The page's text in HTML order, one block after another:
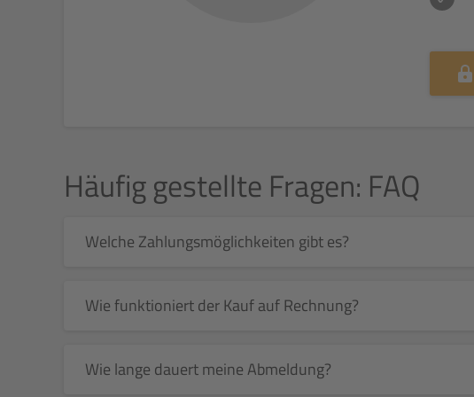
Häufig gestellte Fragen: FAQ
Welche Zahlungsmöglichkeiten gibt es?
Wie funktioniert der Kauf auf Rechnung?
Wie lange dauert meine Abmeldung?